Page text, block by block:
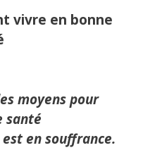
vivre en bonne
moyens pour
santé
en souffrance.